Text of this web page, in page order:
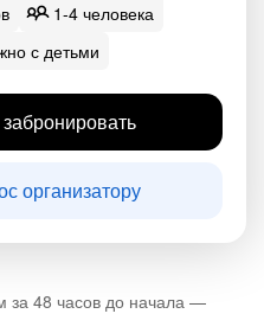
1-4 человека
с детьми
организатору
за 48 часов до начала —